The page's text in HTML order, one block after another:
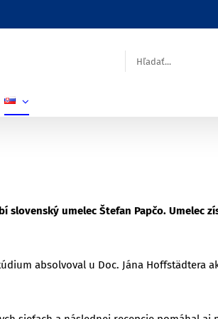
Hľadať:
umelec Štefan Papčo. Umelec
absolvoval u Doc. Jána Hoffstädtera